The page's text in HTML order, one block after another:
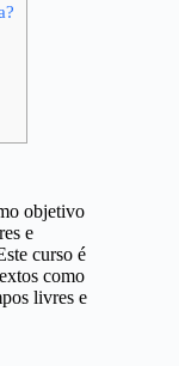
objetivo
e
curso é
como
livres e